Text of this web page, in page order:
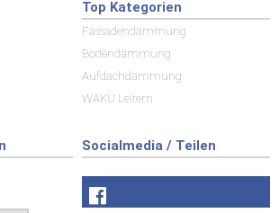
Top Kategorien
Fassadendämmung
Bodendämmung
Aufdachdämmung
WAKÜ Leitern
Socialmedia / Teilen